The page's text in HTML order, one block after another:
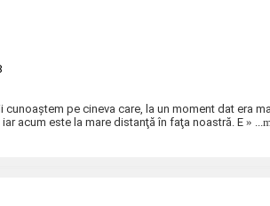
cunoaştem pe cineva care, la un moment dat era
acum este la mare distanţă în faţa noastră. E »